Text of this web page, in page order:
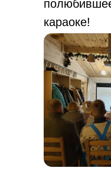
караоке!